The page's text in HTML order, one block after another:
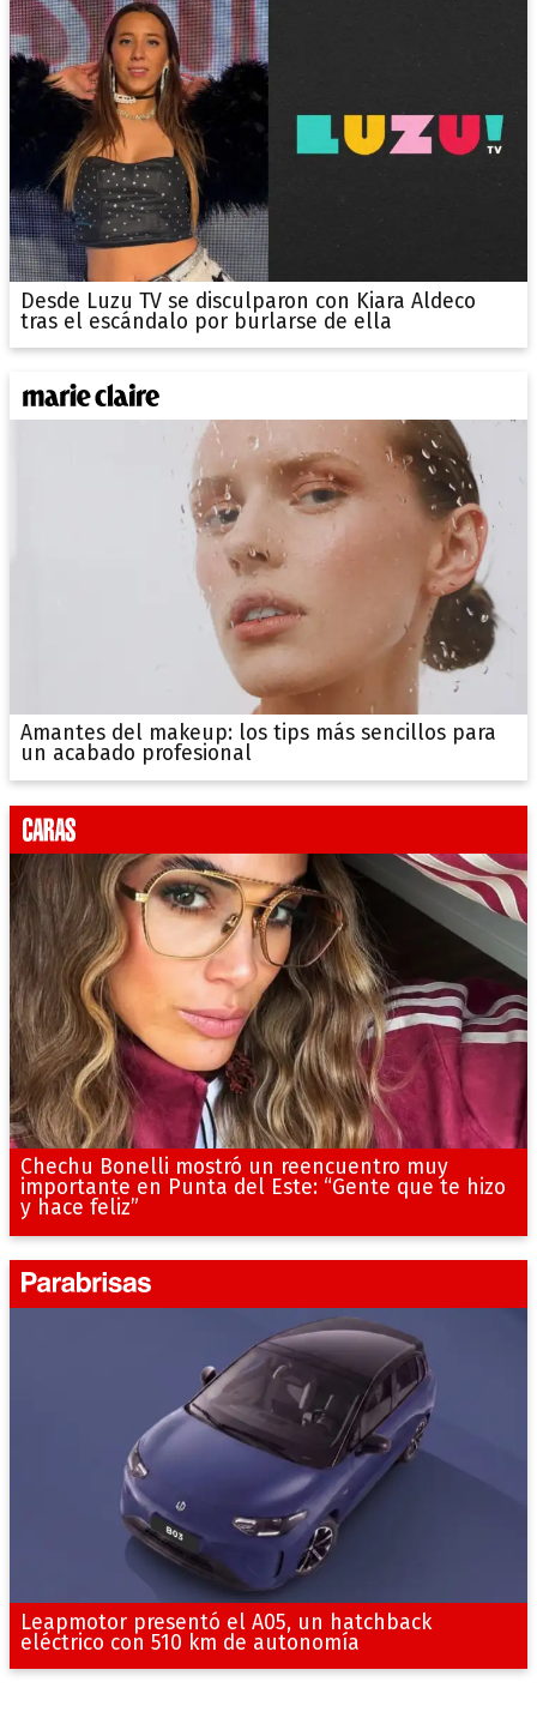
Desde Luzu TV se disculparon con Kiara Aldeco
tras el escándalo por burlarse de ella
Amantes del makeup: los tips más sencillos para
un acabado profesional
Chechu Bonelli mostró un reencuentro muy
importante en Punta del Este: “Gente que te hizo
y hace feliz”
Leapmotor presentó el A05, un hatchback
eléctrico con 510 km de autonomía